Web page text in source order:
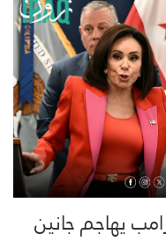
يهاجم جانين